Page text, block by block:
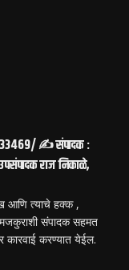
✍️ संपादक :
राज निकाळे,
आणि त्याचे हक्क ,
संपादक सहमत
करण्यात येईल.